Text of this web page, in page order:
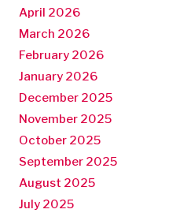
April 2026
March 2026
February 2026
January 2026
December 2025
November 2025
October 2025
September 2025
August 2025
July 2025